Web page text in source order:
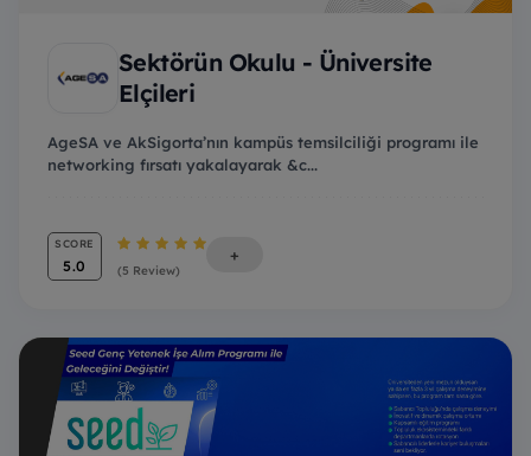
Sektörün Okulu - Üniversite
Elçileri
AgeSA ve AkSigorta’nın kampüs temsilciliği programı ile
networking fırsatı yakalayarak &c...
SCORE
5.0 (5 Review)
+